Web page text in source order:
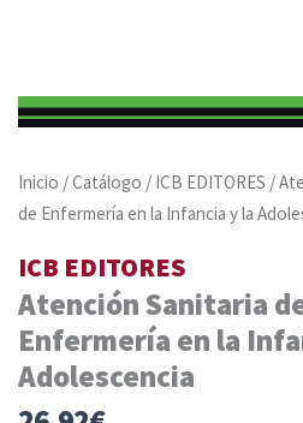
Inicio /Catálogo / ICB EDITORES /
de Enfermería en la Infancia y la
ICB EDITORES
Atención Sanitaria
Enfermería en la
Adolescencia